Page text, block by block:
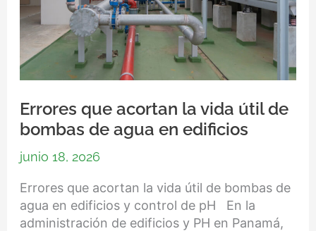
Errores que acortan la vida útil de
bombas de agua en edificios
junio 18, 2026
Errores que acortan la vida útil de bombas de
agua en edificios y control de pH En la
administración de edificios y PH en Panamá,